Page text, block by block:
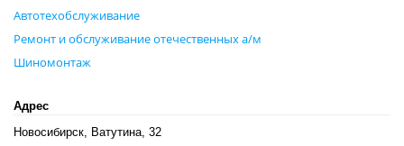
Автотехобслуживание
Ремонт и обслуживание отечественных а/м
Шиномонтаж
Адрес
Новосибирск, Ватутина, 32